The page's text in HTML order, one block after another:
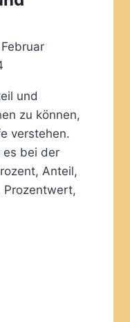
und
zu können,
verstehen.
es bei der
Anteil,
Prozentwert,